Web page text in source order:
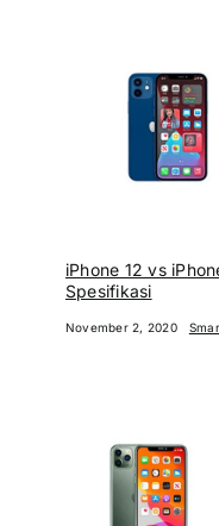
iPhone 12 vs
Spesifikasi
November 2, 2020